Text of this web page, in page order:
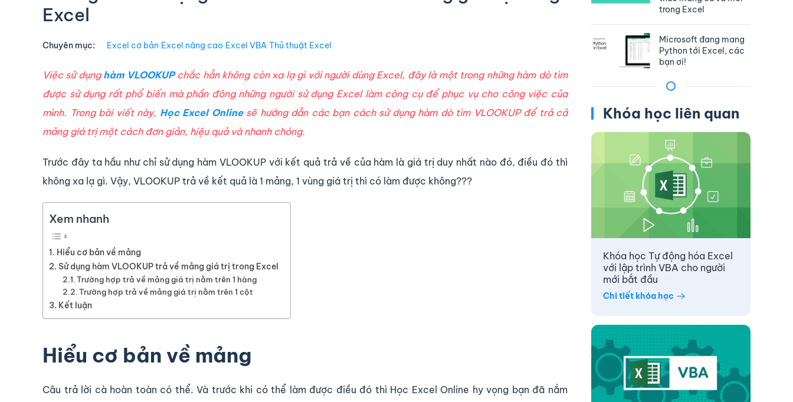
Excel
Chuyên mục: Excel cơ bản∙Excel nâng cao∙Excel VBA∙Thủ thuật Excel
Việc sử dụng hàm VLOOKUPchắc hẳn không còn xa lạ gì với người dùng Excel, đây là một trong những hàm dò tìm
được sử dụng rất phổ biến mà phần đông những người sử dụng Excel làm công cụ để phục vụ cho công việc của
mình. Trong bài viết này, Học Excel Onlinesẽ hướng dẫn các bạn cách sử dụng hàm dò tìm VLOOKUP để trả cả
mảng giá trị một cách đơn giản, hiệu quả và nhanh chóng.
Trước đây ta hầu như chỉ sử dụng hàm VLOOKUP với kết quả trả về của hàm là giá trị duy nhất nào đó, điều đó thì
không xa lạ gì. Vậy, VLOOKUP trả về kết quả là 1 mảng, 1 vùng giá trị thì có làm được không???
Xem nhanh
Hiểu cơ bản về mảng
Sử dụng hàm VLOOKUP trả về mảng giá trị trong Excel
Trường hợp trả về mảng giá trị nằm trên 1 hàng
Trường hợp trả về mảng giá trị nằm trên 1 cột
Kết luận
Hiểu cơ bản về mảng
Câu trả lời cà hoàn toàn có thể. Và trước khi có thể làm được điều đó thì Học Excel Online hy vọng bạn đã nắm
trong Excel
Microsoft đang mang
Python tới Excel, các
bạn ơi!
Khóa học liên quan
Khóa học Tự động hóa Excel
với lập trình VBA cho người
mới bắt đầu
Chi tiết khóa học